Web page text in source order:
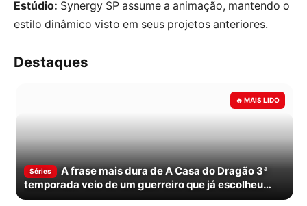
Estúdio: Synergy SP assume a animação, mantendo o
estilo dinâmico visto em seus projetos anteriores.
Destaques
Séries
A frase mais dura de A Casa do Dragão 3ª
temporada veio de um guerreiro que já escolheu
morrer